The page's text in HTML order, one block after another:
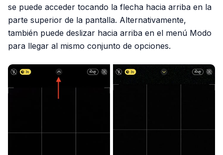
se puede acceder tocando la flecha hacia arriba en la
parte superior de la pantalla. Alternativamente,
también puede deslizar hacia arriba en el menú Modo
para llegar al mismo conjunto de opciones.